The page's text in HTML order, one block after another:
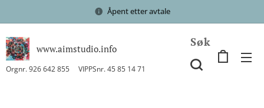
Åpent etter avtale
www.aimstudio.info
Orgnr. 926 642 855 VIPPSnr. 45 85 14 71
Søk